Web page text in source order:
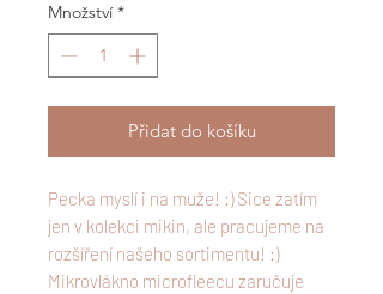
Množství *
Přidat do košíku
Pecka myslí i na muže! :) Sice zatím
jen v kolekci mikin, ale pracujeme na
rozšíření našeho sortimentu! :)
Mikrovlákno microfleecu zaručuje